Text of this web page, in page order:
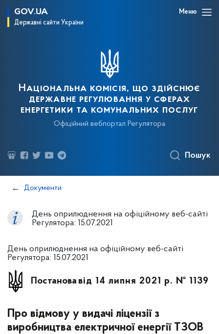
GOV.UA
Державні сайти України
Меню
Національна комісія, що здійснює
державне регулювання у сферах
енергетики та комунальних послуг
Офіційний вебпортал Регулятора
Пошук
Документи
День оприлюднення на офіційному веб-сайті
Регулятора: 15.07.2021
День оприлюднення на офіційному веб-сайті
Регулятора: 15.07.2021
Постанова від 14 липня 2021 р. № 1139
Про відмову у видачі ліцензії з
виробництва електричної енергії ТЗОВ